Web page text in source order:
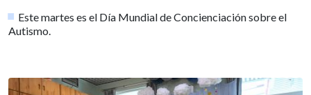
Este martes es el Día Mundial de Concienciación sobre el
Autismo.